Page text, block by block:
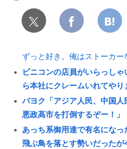
ずっと好き。俺はストーカー
ビニコンの店員がいらっし
ら本社にクレームいれてや
パヨク「アジア人民、中国人
悪政高市を打倒するぞー！」
あっち系御用達で有名にな
飛ぶ鳥を落とす勢いだった